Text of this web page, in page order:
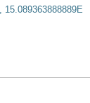
15.089363888889E